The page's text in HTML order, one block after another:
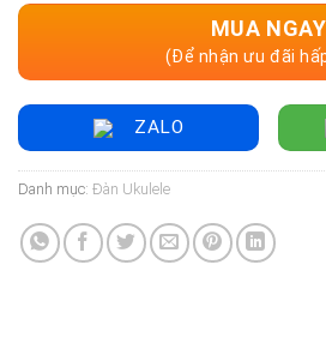
MUA NGAY
(Để nhận ưu đãi
ZALO
Danh mục: Đàn Ukulele